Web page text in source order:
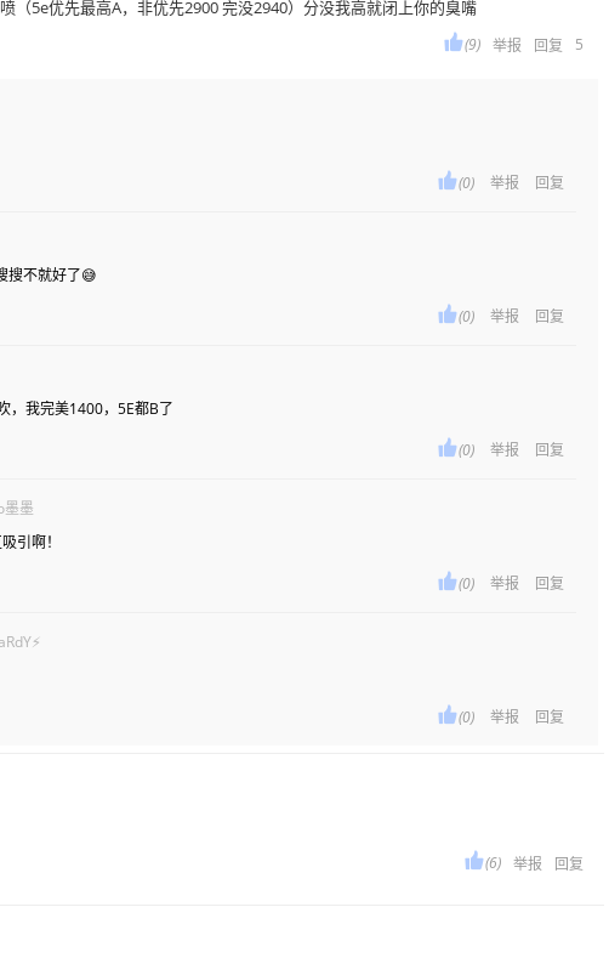
（5e优先最高A，非优先2900 完没2940）分没我高就闭上你的臭嘴
5
回复
举报
(9)
(0) 举报 回复
搜不就好了😅
(0) 举报 回复
，我完美1400，5E都B了
(0) 举报 回复
墨墨
引啊！
(0) 举报 回复
(0) 举报 回复
回复
举报
(6)